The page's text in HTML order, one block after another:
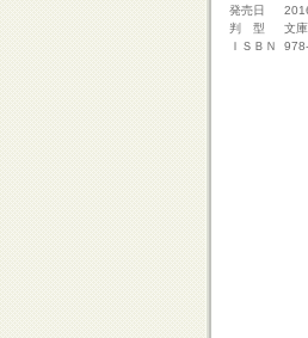
発売日
判 型
文
ＩＳＢＮ